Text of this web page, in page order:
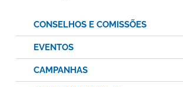
CONSELHOS E COMISSÕES
EVENTOS
CAMPANHAS